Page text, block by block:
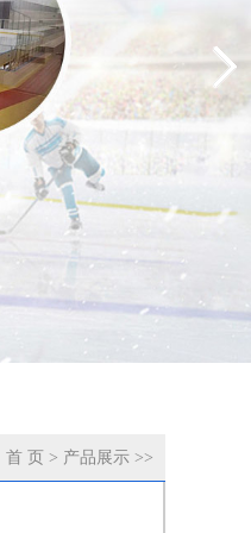
首 页 > 产品展示 >>